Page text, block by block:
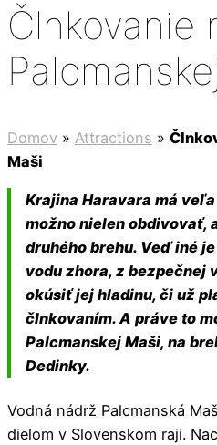
Člnkovanie
Domov » Attractions »
Maši
Krajina Haravara má
možno nielen obdivovať,
druhého brehu. Veď iné
vodu zhora, z bezpečnej
okúsiť jej hladinu, či už
člnkovaním. A práve to
Palcmanskej Maši, na
Dedinky.
Vodná nádrž Palcmanská
dielom v Slovenskom raji.